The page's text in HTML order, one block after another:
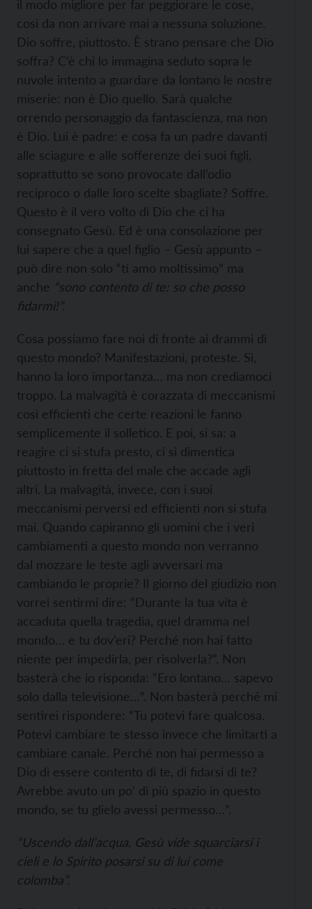
il modo migliore per far peggiorare le cose,
così da non arrivare mai a nessuna soluzione.
Dio soffre, piuttosto. È strano pensare che Dio
soffra? C’è chi lo immagina seduto sopra le
nuvole intento a guardare da lontano le nostre
miserie: non è Dio quello. Sarà qualche
orrendo personaggio da fantascienza, ma non
è Dio. Lui è padre: e cosa fa un padre davanti
alle sciagure e alle sofferenze dei suoi figli,
soprattutto se sono provocate dall’odio
reciproco o dalle loro scelte sbagliate? Soffre.
Questo è il vero volto di Dio che ci ha
consegnato Gesù. Ed è una consolazione per
lui sapere che a quel figlio – Gesù appunto –
può dire non solo “ti amo moltissimo” ma
anche “sono contento di te: so che posso
fidarmi!”.
Cosa possiamo fare noi di fronte ai drammi di
questo mondo? Manifestazioni, proteste. Sì,
hanno la loro importanza… ma non crediamoci
troppo. La malvagità è corazzata di meccanismi
così efficienti che certe reazioni le fanno
semplicemente il solletico. E poi, si sa: a
reagire ci si stufa presto, ci si dimentica
piuttosto in fretta del male che accade agli
altri. La malvagità, invece, con i suoi
meccanismi perversi ed efficienti non si stufa
mai. Quando capiranno gli uomini che i veri
cambiamenti a questo mondo non verranno
dal mozzare le teste agli avversari ma
cambiando le proprie? Il giorno del giudizio non
vorrei sentirmi dire: “Durante la tua vita è
accaduta quella tragedia, quel dramma nel
mondo… e tu dov’eri? Perché non hai fatto
niente per impedirla, per risolverla?”. Non
basterà che io risponda: “Ero lontano… sapevo
solo dalla televisione…”. Non basterà perché mi
sentirei rispondere: “Tu potevi fare qualcosa.
Potevi cambiare te stesso invece che limitarti a
cambiare canale. Perché non hai permesso a
Dio di essere contento di te, di fidarsi di te?
Avrebbe avuto un po’ di più spazio in questo
mondo, se tu glielo avessi permesso…”.
“Uscendo dall’acqua, Gesù vide squarciarsi i
cieli e lo Spirito posarsi su di lui come
colomba”.